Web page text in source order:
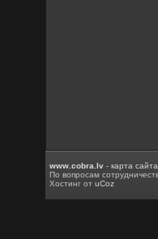
www.cobra.lv -карта сайта
По вопросам
Хостинг отuCoz